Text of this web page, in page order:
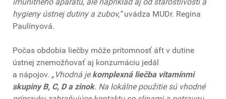
imunitného aparátu, ale napríklad aj od starostlivosti a
hygieny ústnej dutiny a zubov,“uvádza MUDr. Regina
Paulínyová.
Počas obdobia liečby môže prítomnosť áft v dutine
ústnej znemožňovať aj konzumáciu jedál
a nápojov. „Vhodná jekomplexná liečba vitamínmi
skupiny B, C, D a zinok. Na lokálne použitie sú vhodné